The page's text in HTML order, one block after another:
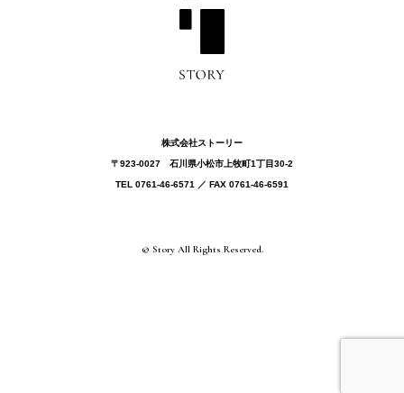
株式会社ストーリー
〒923-0027 ⽯川県⼩松市上牧町1丁目30-2
TEL 0761-46-6571 ／ FAX 0761-46-6591
© Story All Rights Reserved.